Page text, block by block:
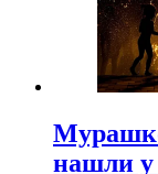
нашли у